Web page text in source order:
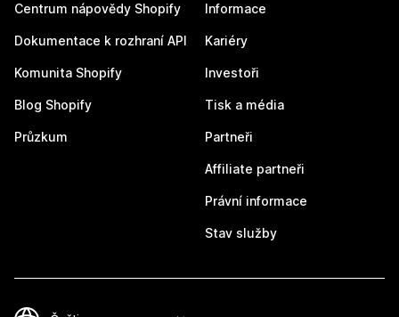
Centrum nápovědy Shopify
Dokumentace k rozhraní API
Komunita Shopify
Blog Shopify
Průzkum
Informace
Kariéry
Investoři
Tisk a média
Partneři
Affiliate partneři
Právní informace
Stav služby